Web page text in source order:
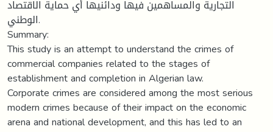
التجارية والمساهمين فيها ودائنيها أي حماية الاقتصاد
الوطني.
Summary:
This study is an attempt to understand the crimes of
commercial companies related to the stages of
establishment and completion in Algerian law.
Corporate crimes are considered among the most serious
modern crimes because of their impact on the economic
arena and national development, and this has led to an